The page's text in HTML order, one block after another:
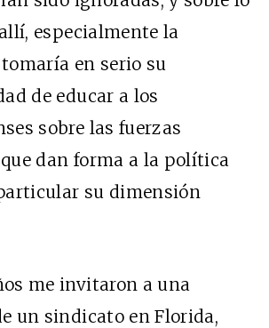
especialmente la
en serio su
de educar a los
sobre las fuerzas
dan forma a la política
su dimensión
me invitaron a una
un sindicato en Florida,